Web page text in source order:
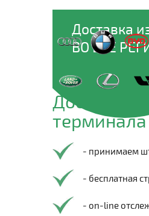
Доставка
ВО ВСЕ
Доставим
- принимаем
- бесплатная
- on-line